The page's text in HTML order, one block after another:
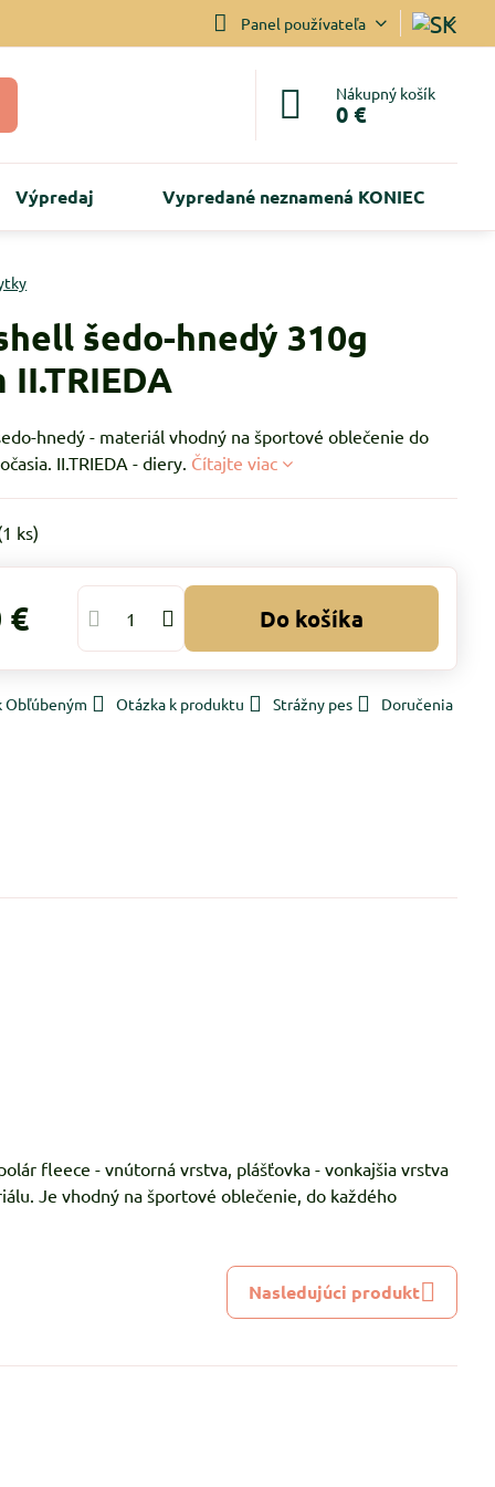
Panel používateľa
Nákupný košík
0 €
Výpredaj Vypredané neznamená KONIEC
šedo-hnedý 310g
II.TRIEDA
hnedý - materiál vhodný na športové oblečenie do
II.TRIEDA - diery. Čítajte viac
1 ks)
€ Do košíka
Obľúbeným Otázka k produktu Strážny pes Doručenia
fleece - vnútorná vrstva, plášťovka - vonkajšia vrstva
Je vhodný na športové oblečenie, do každého
Nasledujúci produkt